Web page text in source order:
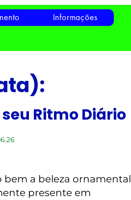
Informações
Ritmo Diário
bem a beleza ornamental
presente em